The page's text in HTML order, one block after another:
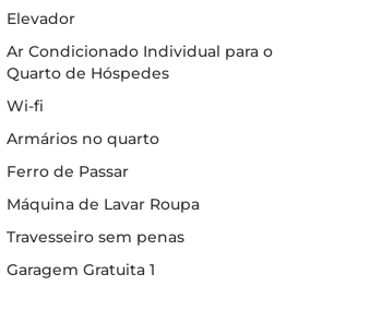
Elevador
Ar Condicionado Individual para o
Quarto de Hóspedes
Wi-fi
Armários no quarto
Ferro de Passar
Máquina de Lavar Roupa
Travesseiro sem penas
Garagem Gratuita 1